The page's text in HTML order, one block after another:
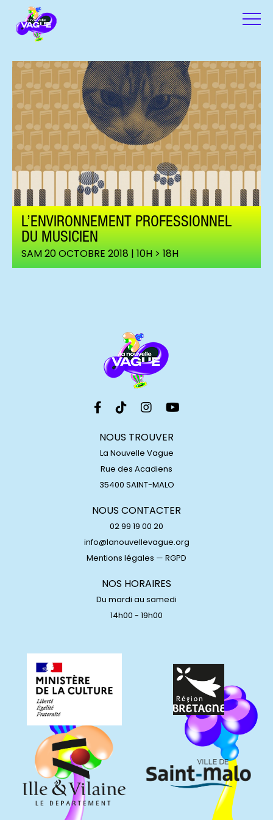
L’ENVIRONNEMENT PROFESSIONNEL
DU MUSICIEN
SAM 20 OCTOBRE 2018 | 10H > 18H
NOUS TROUVER
La Nouvelle Vague
Rue des Acadiens
35400 SAINT-MALO
NOUS CONTACTER
02 99 19 00 20
info@lanouvellevague.org
Mentions légales — RGPD
NOS HORAIRES
Du mardi au samedi
14h00 - 19h00